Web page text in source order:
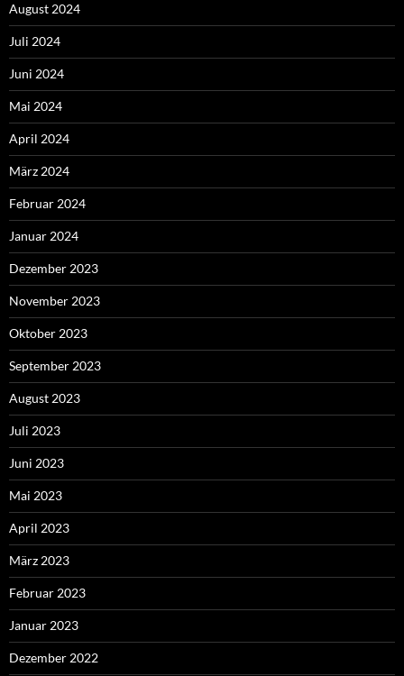
August 2024
Juli 2024
Juni 2024
Mai 2024
April 2024
März 2024
Februar 2024
Januar 2024
Dezember 2023
November 2023
Oktober 2023
September 2023
August 2023
Juli 2023
Juni 2023
Mai 2023
April 2023
März 2023
Februar 2023
Januar 2023
Dezember 2022